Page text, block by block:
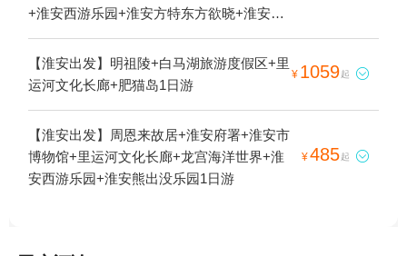
+淮安西游乐园+淮安方特东方欲晓+淮安熊
出没乐园+洪泽湖湿地+洪泽湖1日游
【淮安出发】明祖陵+白马湖旅游度假区+里
运河文化长廊+肥猫岛1日游
¥ 1059起 
【淮安出发】周恩来故居+淮安府署+淮安市
博物馆+里运河文化长廊+龙宫海洋世界+淮
安西游乐园+淮安熊出没乐园1日游
¥485起 